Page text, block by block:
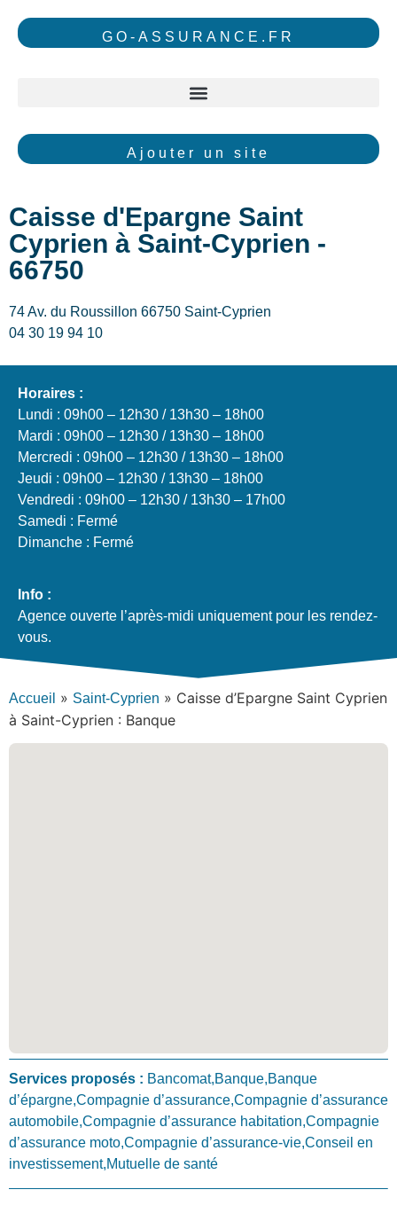
GO-ASSURANCE.FR
Ajouter un site
Caisse d'Epargne Saint
Cyprien à Saint-Cyprien -
66750
74 Av. du Roussillon 66750 Saint-Cyprien
04 30 19 94 10
Horaires :
Lundi : 09h00 – 12h30 / 13h30 – 18h00
Mardi : 09h00 – 12h30 / 13h30 – 18h00
Mercredi : 09h00 – 12h30 / 13h30 – 18h00
Jeudi : 09h00 – 12h30 / 13h30 – 18h00
Vendredi : 09h00 – 12h30 / 13h30 – 17h00
Samedi : Fermé
Dimanche : Fermé
Info :
Agence ouverte l’après-midi uniquement pour les rendez-
vous.
Accueil » Saint-Cyprien » Caisse d’Epargne Saint Cyprien
à Saint-Cyprien : Banque
Services proposés : Bancomat,Banque,Banque
d’épargne,Compagnie d’assurance,Compagnie d’assurance
automobile,Compagnie d’assurance habitation,Compagnie
d’assurance moto,Compagnie d’assurance-vie,Conseil en
investissement,Mutuelle de santé